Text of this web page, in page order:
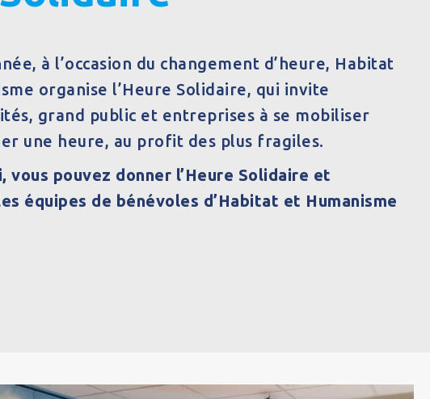
à l’occasion du changement d’heure, Habitat
organise l’Heure Solidaire, qui invite
grand public et entreprises à se mobiliser
une heure, au profit des plus fragiles.
vous pouvez donner l’Heure Solidaire et
équipes de bénévoles d’Habitat et Humanisme